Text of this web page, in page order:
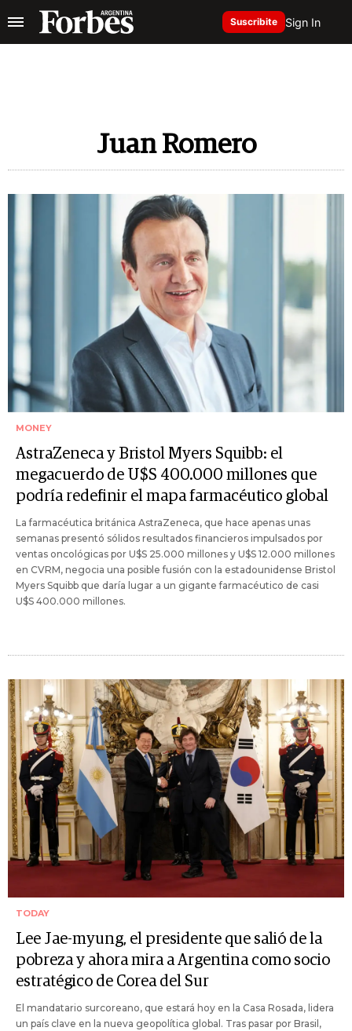
Suscribite Sign In
Juan Romero
MONEY
AstraZeneca y Bristol Myers Squibb: el
megacuerdo de U$S 400.000 millones que
podría redefinir el mapa farmacéutico global
La farmacéutica británica AstraZeneca, que hace apenas unas
semanas presentó sólidos resultados financieros impulsados por
ventas oncológicas por U$S 25.000 millones y U$S 12.000 millones
en CVRM, negocia una posible fusión con la estadounidense Bristol
Myers Squibb que daría lugar a un gigante farmacéutico de casi
U$S 400.000 millones.
TODAY
Lee Jae-myung, el presidente que salió de la
pobreza y ahora mira a Argentina como socio
estratégico de Corea del Sur
El mandatario surcoreano, que estará hoy en la Casa Rosada, lidera
un país clave en la nueva geopolítica global. Tras pasar por Brasil,